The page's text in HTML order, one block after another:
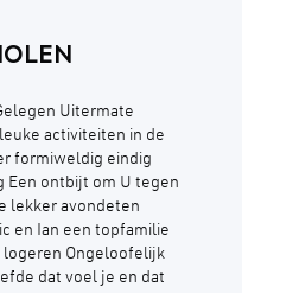
Uitermate
activiteiten in de
formiweldig eindig
Een ontbijt om U tegen
lekker avondeten
en Ian een topfamilie
logeren Ongeloofelijk
dat voel je en dat